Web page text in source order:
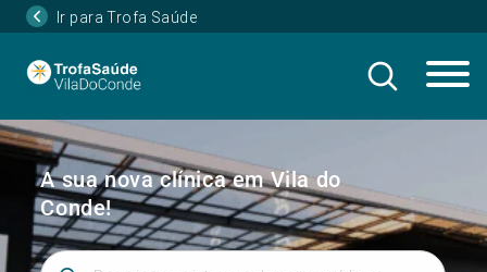
Ir para Trofa Saúde
A sua nova clínica em Vila do
Conde!